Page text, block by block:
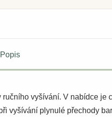
Popis
vyšívání. V nabídce je
vyšívání plynulé přechody